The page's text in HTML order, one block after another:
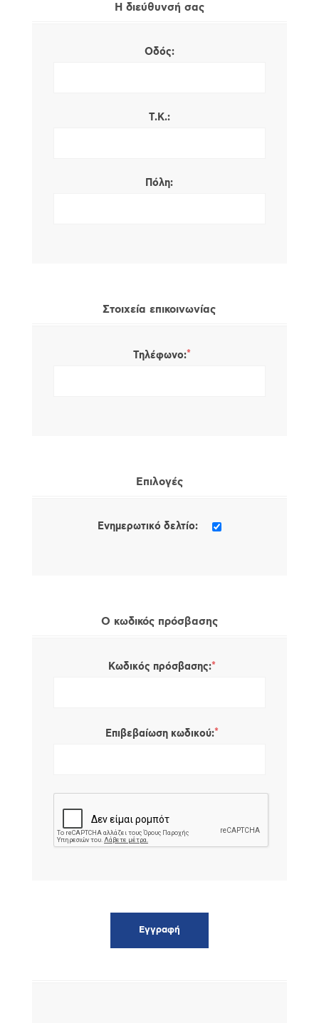
Η διεύθυνσή σας
Οδός:
Τ.Κ.:
Πόλη:
Στοιχεία επικοινωνίας
Τηλέφωνο:*
Επιλογές
Ενημερωτικό δελτίο:
Ο κωδικός πρόσβασης
Κωδικός πρόσβασης:*
Επιβεβαίωση κωδικού:*